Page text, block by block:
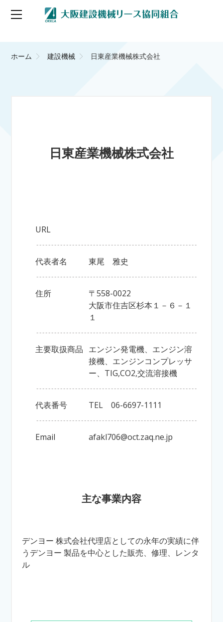
ホーム 建設機械 日東産業機械株式会社
日東産業機械株式会社
URL
代表者名 東尾 雅史
住所
〒558-0022
大阪市住吉区杉本１－６－１
１
主要取扱商品 エンジン発電機、エンジン溶
接機、エンジンコンプレッサ
ー、TIG,CO2,交流溶接機
代表番号 TEL 06-6697-1111
Email afakl706@oct.zaq.ne.jp
主な事業内容
デンヨー 株式会社代理店としての永年の実績に伴
うデンヨー 製品を中心とした販売、修理、レンタ
ル